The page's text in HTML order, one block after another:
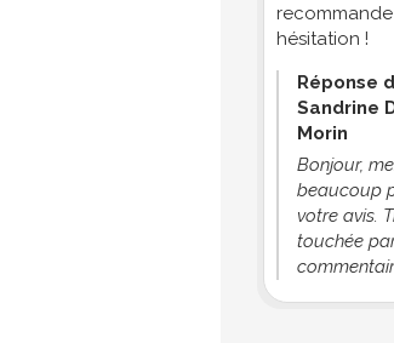
hésitation !
Réponse
Sandrine
Morin
Bonjour,
beaucoup
votre avis.
touchée